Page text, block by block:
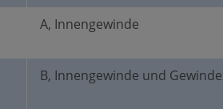
A, Innengewinde
B, Innengewinde und